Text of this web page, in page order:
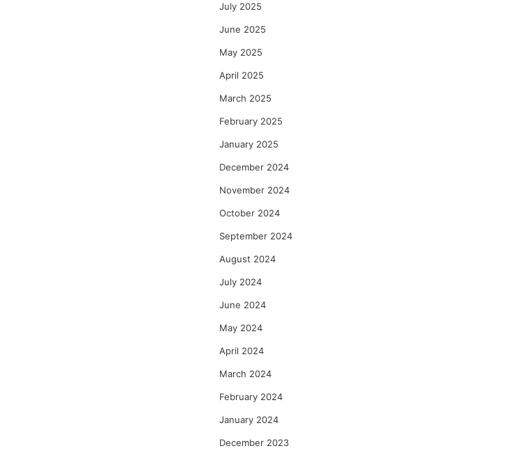
July 2025
June 2025
May 2025
April 2025
March 2025
February 2025
January 2025
December 2024
November 2024
October 2024
September 2024
August 2024
July 2024
June 2024
May 2024
April 2024
March 2024
February 2024
January 2024
December 2023